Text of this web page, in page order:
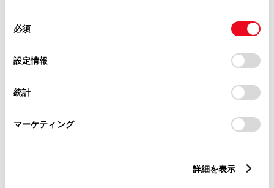
使用することがあります。当ウェブサイトの使用を続行する
デバイスにすべてのCookie(クッキー)が保存されることに同
意したことになります。Cookie(クッキー)のオプトアウト、
設定の変更、同意を撤回したりするにあたっては、当社の
「Cookie（クッキー）情報の取り扱いについて
」をご覧くだ
必須
設定情報
統計
マーケティング
詳細を表示
建物名
必須 ご希望の連絡方法
Eメール